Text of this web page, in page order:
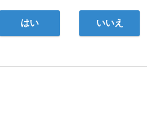
はい いいえ